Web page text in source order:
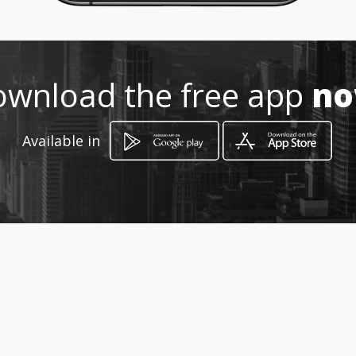
Location -
Calle 8 No. 12-19 Zona Carga
Aeropuerto
the free app
Available in